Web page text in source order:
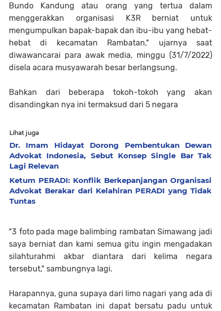
Bundo Kandung atau orang yang tertua dalam
menggerakkan organisasi K3R berniat untuk
mengumpulkan bapak-bapak dan ibu-ibu yang hebat-
hebat di kecamatan Rambatan," ujarnya saat
diwawancarai para awak media, minggu (31/7/2022)
disela acara musyawarah besar berlangsung.
Bahkan dari beberapa tokoh-tokoh yang akan
disandingkan nya ini termaksud dari 5 negara
Lihat juga
Dr. Imam Hidayat Dorong Pembentukan Dewan
Advokat Indonesia, Sebut Konsep Single Bar Tak
Lagi Relevan
Ketum PERADI: Konflik Berkepanjangan Organisasi
Advokat Berakar dari Kelahiran PERADI yang Tidak
Tuntas
"3 foto pada mage balimbing rambatan Simawang jadi
saya berniat dan kami semua gitu ingin mengadakan
silahturahmi akbar diantara dari kelima negara
tersebut," sambungnya lagi.
Harapannya, guna supaya dari limo nagari yang ada di
kecamatan Rambatan ini dapat bersatu padu untuk